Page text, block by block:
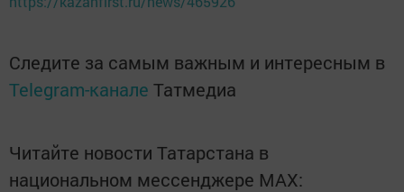
Следите за самым важным и интересным в
Telegram-канале Татмедиа
Читайте новости Татарстана в
национальном мессенджере MАХ: